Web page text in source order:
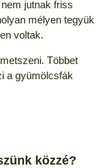
jutnak friss
mélyen tegyük
voltak.
Többet
a gyümölcsfák
közzé?